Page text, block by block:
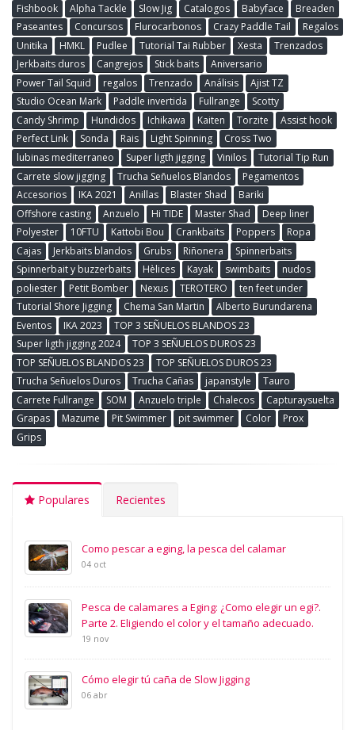
Fishbook
Alpha Tackle Slow Jig Catalogos Babyface
Breaden
Paseantes
Concursos Flurocarbonos Crazy Paddle Tail
Regalos
Unitika
HMKL Pudlee Tutorial Tai Rubber Xesta
Trenzados
Jerkbaits duros
Cangrejos Stick baits
Aniversario
Power Tail Squid
regalos Trenzado Análisis
Ajist TZ
Studio Ocean Mark
Paddle invertida Fullrange
Scotty
Candy Shrimp
Hundidos Ichikawa Kaiten Torzite
Assist hook
Perfect Link
Sonda Rais Light Spinning
Cross Two
lubinas mediterraneo
Super ligth jigging Vinilos
Tutorial Tip Run
Carrete slow jigging
Trucha Señuelos Blandos
Pegamentos
Accesorios
IKA 2021 Anillas Blaster Shad
Bariki
Offshore casting
Anzuelo Hi TIDE Master Shad
Deep liner
Polyester
10FTU Kattobi Bou Crankbaits Poppers
Ropa
Cajas
Jerkbaits blandos Grubs Riñonera
Spinnerbaits
Spinnerbait y buzzerbaits
Hèlices Kayak swimbaits
nudos
poliester
Petit Bomber Nexus TEROTERO
ten feet under
Tutorial Shore Jigging
Chema San Martin
Alberto Burundarena
Eventos
IKA 2023
TOP 3 SEÑUELOS BLANDOS 23
Super ligth jigging 2024
TOP 3 SEÑUELOS DUROS 23
TOP SEÑUELOS BLANDOS 23
TOP SEÑUELOS DUROS 23
Trucha Señuelos Duros
Trucha Cañas japanstyle
Tauro
Carrete Fullrange
SOM Anzuelo triple Chalecos
Capturaysuelta
Grapas
Mazume Pit Swimmer pit swimmer Color
Prox
Grips
Populares Recientes
Como pescar a eging, la pesca del calamar
04 oct
Pesca de calamares a Eging: ¿Como elegir un egi?.
Parte 2. Eligiendo el color y el tamaño adecuado.
19 nov
Cómo elegir tú caña de Slow Jigging
06 abr